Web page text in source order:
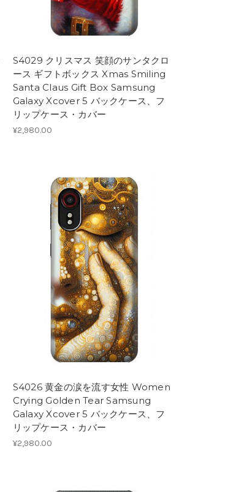
S4029 クリスマス 笑顔のサンタクロ
ース ギフトボックス Xmas Smiling
Santa Claus Gift Box Samsung
Galaxy Xcover 5 バックケース、フ
リップケース・カバー
¥2,980.00
S4026 黄金の涙を流す女性 Women
Crying Golden Tear Samsung
Galaxy Xcover 5 バックケース、フ
リップケース・カバー
¥2,980.00